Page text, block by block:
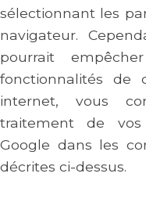
sélectionnant les
navigateur.
pourrait
fonctionnalités de
internet, vous
traitement de
Google dans les
décrites ci-dessus.